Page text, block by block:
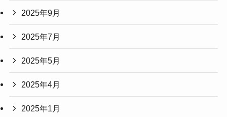
2025年9月
2025年7月
2025年5月
2025年4月
2025年1月